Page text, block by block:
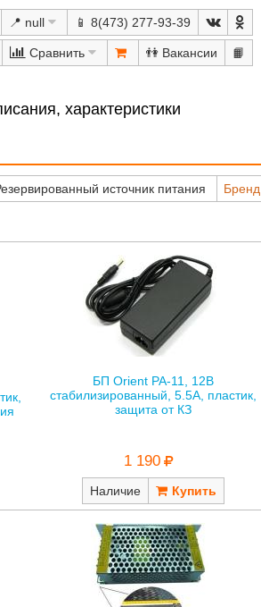
📍 null 📱 8(473) 277-93-39
Сравнить 👫 📙
характеристики
источник питания Бренд
БП Orient PA-11, 12В
стабилизированный, 5.5А, пластик,
защита от КЗ
1 190
Наличие